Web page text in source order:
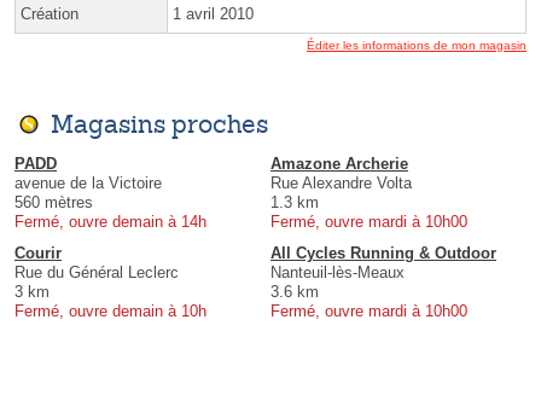
Création 1 avril 2010
Éditer les informations de mon magasin
Magasins proches
PADD
avenue de la Victoire
560 mètres
Fermé, ouvre demain à 14h
Amazone Archerie
Rue Alexandre Volta
1.3 km
Fermé, ouvre mardi à 10h00
Courir
Rue du Général Leclerc
3 km
Fermé, ouvre demain à 10h
All Cycles Running & Outdoor
Nanteuil-lès-Meaux
3.6 km
Fermé, ouvre mardi à 10h00